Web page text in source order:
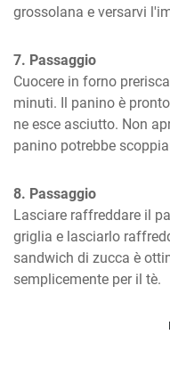
grossolana e versarvi
7. Passaggio
Cuocere in forno
minuti. Il panino è
ne esce asciutto. Non
panino potrebbe
8. Passaggio
Lasciare raffreddare il
griglia e lasciarlo
sandwich di zucca è
semplicemente per il tè.